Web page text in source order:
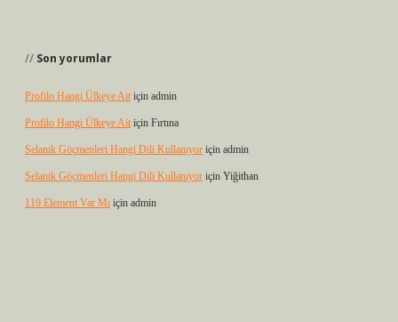
Son yorumlar
Profilo Hangi Ülkeye Ait için admin
Profilo Hangi Ülkeye Ait için Fırtına
Selanik Göçmenleri Hangi Dili Kullanıyor için admin
Selanik Göçmenleri Hangi Dili Kullanıyor için Yiğithan
119 Element Var Mı için admin